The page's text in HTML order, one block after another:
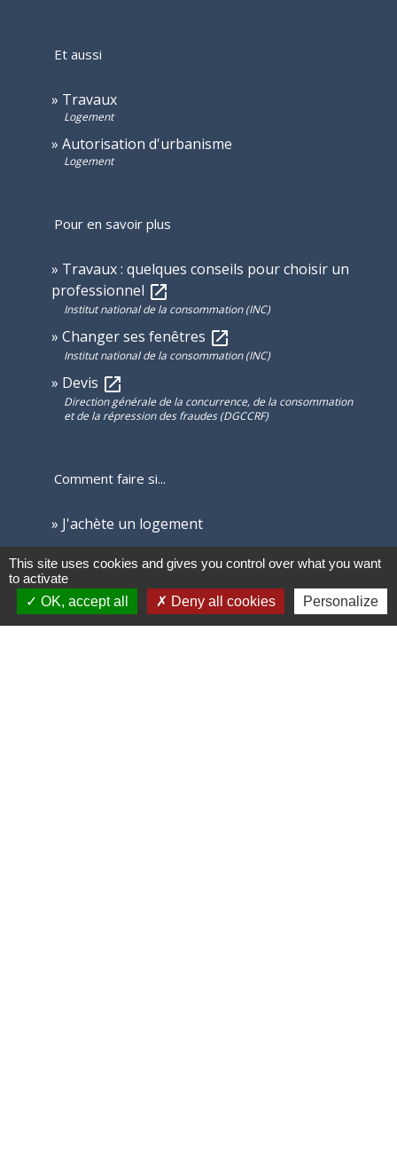
Et aussi
Travaux
Logement
Autorisation d'urbanisme
Logement
Pour en savoir plus
Travaux : quelques conseils pour choisir un
professionnel open_in_new
Institut national de la consommation (INC)
Changer ses fenêtres open_in_new
Institut national de la consommation (INC)
Devis open_in_new
Direction générale de la concurrence, de la consommation
et de la répression des fraudes (DGCCRF)
Comment faire si...
J'achète un logement
This site uses cookies and gives you control over what you want
to activate
OK, accept all
Deny all cookies Personalize